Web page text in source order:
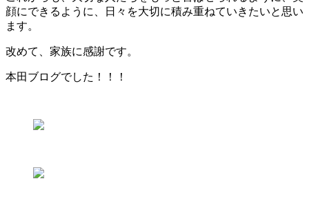
顔にできるように、日々を大切に積み重ねていきたいと思い
ます。
改めて、家族に感謝です。
本田ブログでした！！！